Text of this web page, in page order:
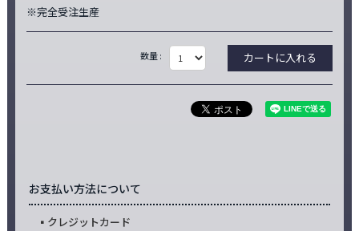
※完全受注生産
数量 :
お支払い方法について
クレジットカード